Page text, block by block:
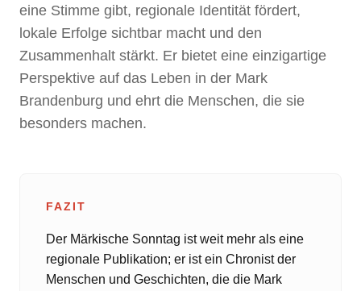
eine Stimme gibt, regionale Identität fördert,
lokale Erfolge sichtbar macht und den
Zusammenhalt stärkt. Er bietet eine einzigartige
Perspektive auf das Leben in der Mark
Brandenburg und ehrt die Menschen, die sie
besonders machen.
FAZIT
Der Märkische Sonntag ist weit mehr als eine
regionale Publikation; er ist ein Chronist der
Menschen und Geschichten, die die Mark